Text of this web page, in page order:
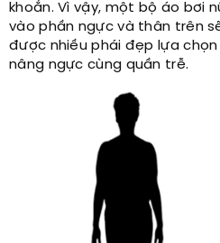
khoắn. Vì vậy, một bộ áo bơi
vào phần ngực và thân trên
được nhiều phái đẹp lựa
nâng ngực cùng quần trễ.